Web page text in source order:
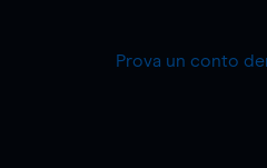
Prova un conto